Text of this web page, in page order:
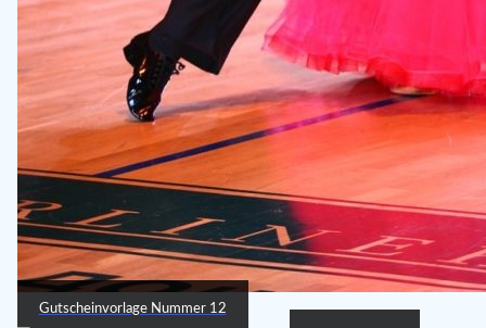
Gutscheinvorlage Nummer 12